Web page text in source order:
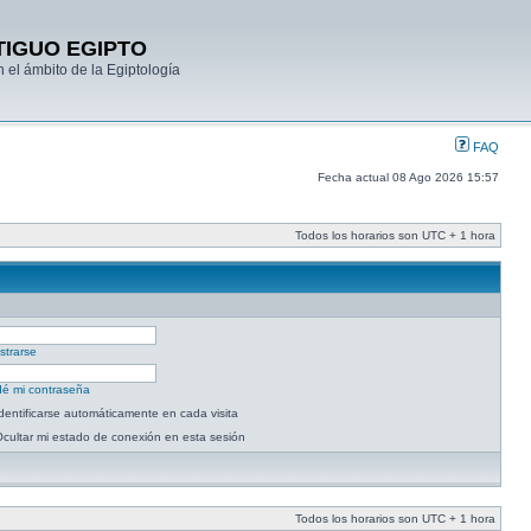
EGIPTO
el ámbito de la Egiptología
FAQ
Fecha actual 08 Ago 2026 15:57
Todos los horarios son UTC + 1 hora
mi contraseña
automáticamente en cada visita
mi estado de conexión en esta sesión
Todos los horarios son UTC + 1 hora